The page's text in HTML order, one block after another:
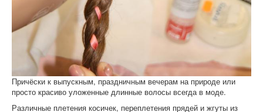
Причёски к выпускным, праздничным вечерам на природе или
просто красиво уложенные длинные волосы всегда в моде.
Различные плетения косичек, переплетения прядей и жгуты из